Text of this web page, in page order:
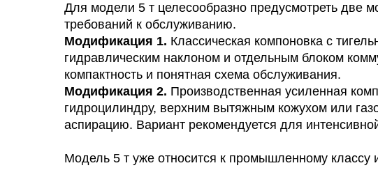
Для модели 5 т целесообразно предусмотреть две
требований к обслуживанию.
Модификация 1. Классическая компоновка с
гидравлическим наклоном и отдельным блоком
компактность и понятная схема обслуживания.
Модификация 2. Производственная усиленная
гидроцилиндру, верхним вытяжным кожухом или
аспирацию. Вариант рекомендуется для
Модель 5 т уже относится к промышленному классу